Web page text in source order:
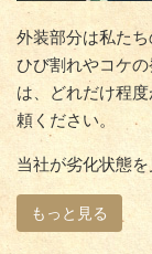
外装部分は私たち
ひび割れやコケ
は、どれだけ程
頼ください。
当社が劣化状態
もっと見る